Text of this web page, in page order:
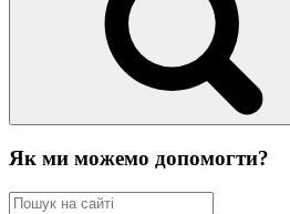
Як ми можемо допомогти?